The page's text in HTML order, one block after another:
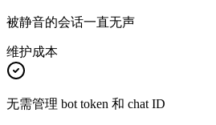
被静音的会话一直无声
维护成本
无需管理 bot token 和 chat ID